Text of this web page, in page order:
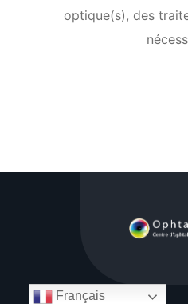
optique(s), des
Français